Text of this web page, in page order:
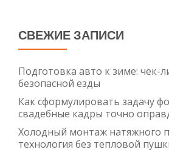
СВЕЖИЕ ЗАПИСИ
Подготовка авто к зиме: чек-
безопасной езды
Как сформулировать задачу
свадебные кадры точно
Холодный монтаж натяжного
технология без тепловой